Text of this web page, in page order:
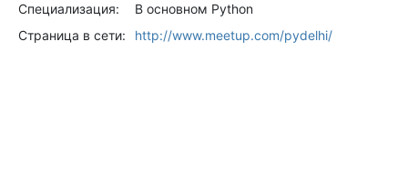
Специализация:
В основном Python
Страница в сети:
http://www.meetup.com/pydelhi/